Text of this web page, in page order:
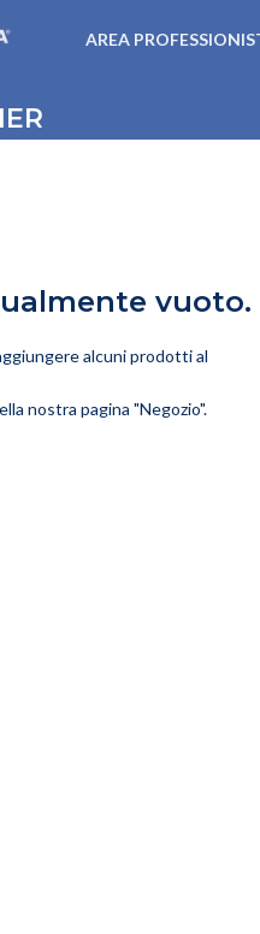
AREA
vuoto.
alcuni prodotti al
nostra pagina "Negozio".